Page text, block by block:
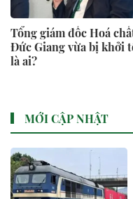
Tổng giám đốc Hoá
Đức Giang vừa bị khởi
là ai?
MỚI CẬP NHẬT